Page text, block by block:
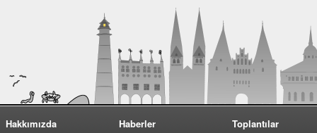
Hakkımızda
Haberler
Toplantılar